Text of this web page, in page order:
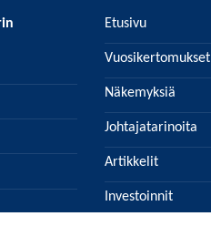
Etusivu
Vuosikertomukset
Näkemyksiä
Johtajatarinoita
Artikkelit
Investoinnit